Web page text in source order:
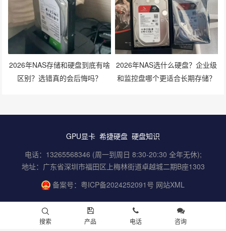
2026年NAS存储和硬盘到底有啥
区别？选错真的会后悔吗？
2026年NAS选什么硬盘？企业级
和监控盘哪个更适合长期存储？
GPU显卡 希捷硬盘 硬盘知识
电话：13265568346 (周一到周日 8:30-20:30 全年无休);
地址：广东省深圳市福田区上梅林街道卓越城二期B座1303
备案号： 粤ICP备2024252091号 网站XML
搜索 产品 电话 咨询